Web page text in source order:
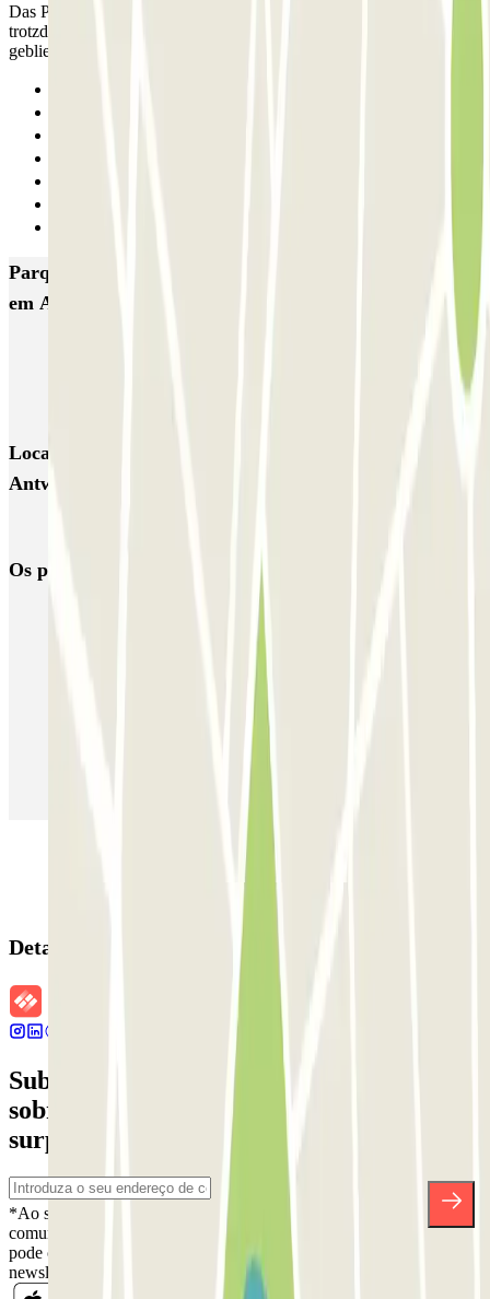
Das Parkhaus ist ein Totalausfall! Vorab -Buchung bezahlt, Einfahrt
trotzdem nicht möglich, spontan Ticket gelöst, im Fahrstuhl stecken
geblieben, kein Personal - schlimmer geht nicht!!!
Parques de estacionamento com melhor classificação
em Antuérpia
INDIGO Opéra
Parkbee Jacob Jordaensstraat
Locais e eventos interessantes próximos de ParkBee
Antwerp Meir
Os parques de estacionamento
Estacionamento em Lisboa
Estacionamento em Aeroporto de Adolfo Suárez Madrid–Barajas
Detalhes da reserva
Subscreva a nossa newsletter e saiba mais
sobre descontos, sorteios e muitas outras
surpresas.
*Ao subscrever, aceita a nossa Política de Privacidade para receber
comunicações comerciais da Parclick. Sem qualquer obrigação,
pode cancelar a sua subscrição sempre que quiser na mesma
newsletter.